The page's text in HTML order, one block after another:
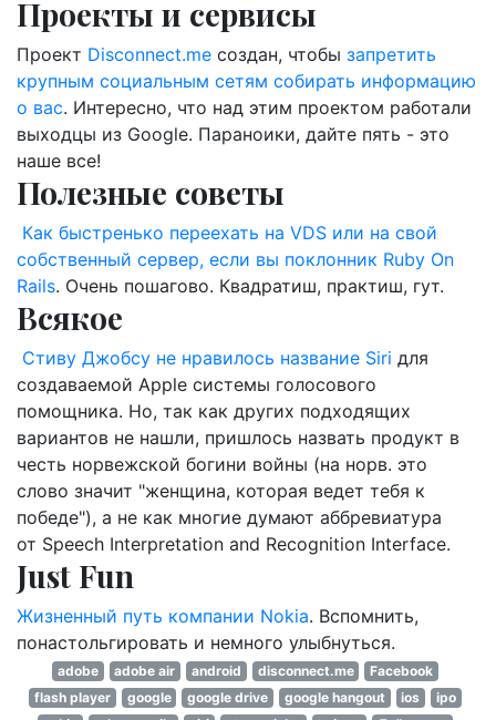
Проекты и сервисы
Проект Disconnect.me создан, чтобы запретить
крупным социальным сетям собирать информацию
о вас. Интересно, что над этим проектом работали
выходцы из Google. Параноики, дайте пять - это
наше все!
Полезные советы
Как быстренько переехать на VDS или на свой
собственный сервер, если вы поклонник Ruby On
Rails. Очень пошагово. Квадратиш, практиш, гут.
Всякое
Стиву Джобсу не нравилось название Siri для
создаваемой Apple системы голосового
помощника. Но, так как других подходящих
вариантов не нашли, пришлось назвать продукт в
честь норвежской богини войны (на норв. это
слово значит "женщина, которая ведет тебя к
победе"), а не как многие думают аббревиатура
от Speech Interpretation and Recognition Interface.
Just Fun
Жизненный путь компании Nokia. Вспомнить,
понастольгировать и немного улыбнуться.
adobe adobe air android disconnect.me
Facebook
flash player
google google drive google hangout ios
ipo